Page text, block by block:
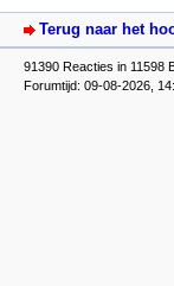
Terug naar het
91390 Reacties in 11598
Forumtijd: 09-08-2026,